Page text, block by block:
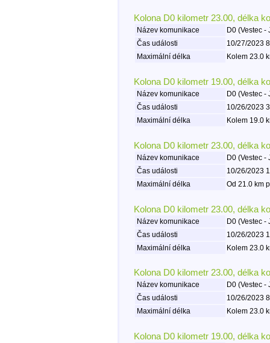
Kolona D0 kilometr 23.00, délka
Název komunikace
D0 (Vestec -
Čas události
10/27/2023
Maximální délka
Kolem 23.0
Kolona D0 kilometr 19.00, délka
Název komunikace
D0 (Vestec -
Čas události
10/26/2023
Maximální délka
Kolem 19.0
Kolona D0 kilometr 23.00, délka
Název komunikace
D0 (Vestec -
Čas události
10/26/2023
Maximální délka
Od 21.0 km
Kolona D0 kilometr 23.00, délka
Název komunikace
D0 (Vestec -
Čas události
10/26/2023
Maximální délka
Kolem 23.0
Kolona D0 kilometr 23.00, délka
Název komunikace
D0 (Vestec -
Čas události
10/26/2023
Maximální délka
Kolem 23.0
Kolona D0 kilometr 19.00, délka